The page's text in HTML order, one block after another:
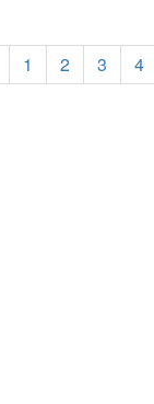
1 2 3 4